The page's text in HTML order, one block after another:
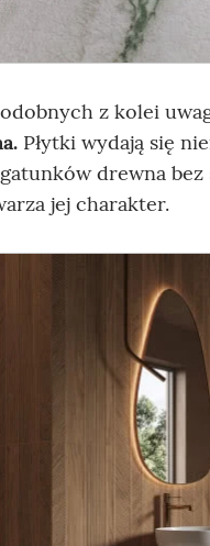
z kolei
Płytki wydają się
drewna
jej charakter.